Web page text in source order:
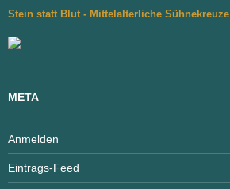
Stein statt Blut - Mittelalterliche Sühnekreuze
META
Anmelden
Eintrags-Feed